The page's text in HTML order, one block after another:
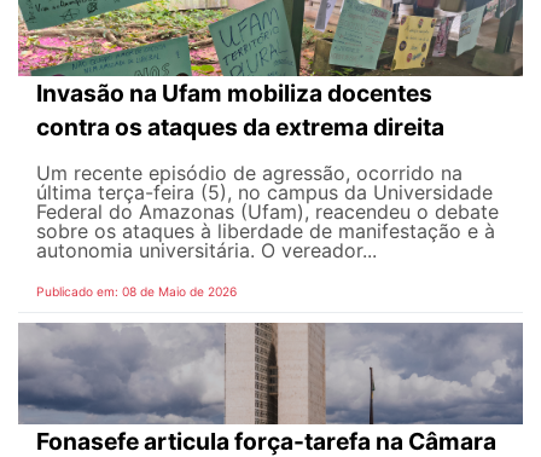
Invasão na Ufam mobiliza docentes
contra os ataques da extrema direita
Um recente episódio de agressão, ocorrido na
última terça-feira (5), no campus da Universidade
Federal do Amazonas (Ufam), reacendeu o debate
sobre os ataques à liberdade de manifestação e à
autonomia universitária. O vereador...
Publicado em: 08 de Maio de 2026
Fonasefe articula força-tarefa na Câmara